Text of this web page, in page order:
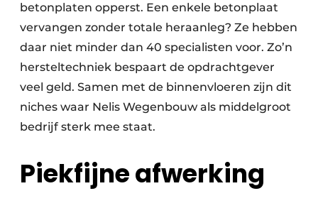
betonplaten opperst. Een enkele betonplaat
vervangen zonder totale heraanleg? Ze hebben
daar niet minder dan 40 specialisten voor. Zo’n
hersteltechniek bespaart de opdrachtgever
veel geld. Samen met de binnenvloeren zijn dit
niches waar Nelis Wegenbouw als middelgroot
bedrijf sterk mee staat.
Piekfijne afwerking